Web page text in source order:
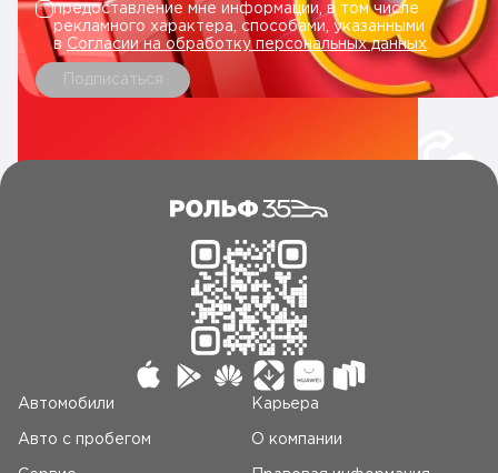
предоставление мне информации, в том числе
рекламного характера, способами, указанными
в Согласии на обработку персональных данных
Подписаться
Автомобили
Авто c пробегом
Карьера
О компании